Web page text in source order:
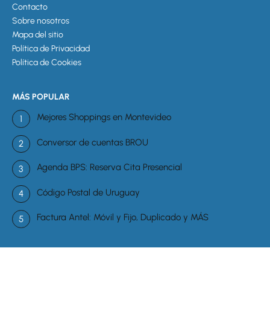
Contacto
Sobre nosotros
Mapa del sitio
Política de Privacidad
Política de Cookies
MÁS POPULAR
Mejores Shoppings en Montevideo
Conversor de cuentas BROU
Agenda BPS: Reserva Cita Presencial
Código Postal de Uruguay
Factura Antel: Móvil y Fijo, Duplicado y MÁS